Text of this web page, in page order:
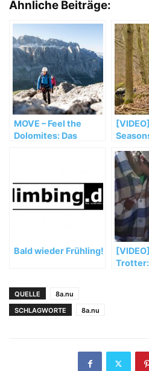
Ähnliche Beiträge:
MOVE – Feel the
Dolomites: Das
Bald wieder Frühling!
QUELLE
8a.nu
SCHLAGWORTE
8a.nu